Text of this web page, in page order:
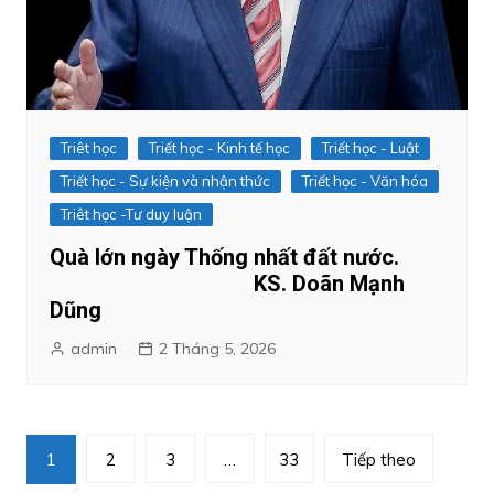
Triêt học Triết học - Kinh tế học
Triết học - Luật
Triết học - Sự kiện và nhận thức
Triết học - Văn hóa
Triêt học -Tư duy luận
Quà lớn ngày Thống nhất đất nước.
KS. Doãn Mạnh
Dũng
admin 2 Tháng 5, 2026
Phân
trang
1 2 3 … 33 Tiếp theo